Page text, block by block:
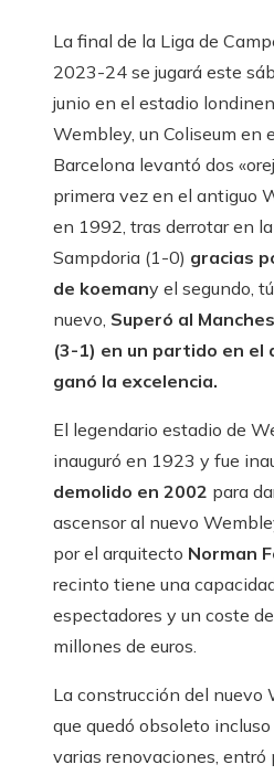
La final de la Liga de
2023-24 se jugará este
junio en el estadio
Wembley, un Coliseum en
Barcelona levantó dos
primera vez en el antiguo
en 1992, tras derrotar en
Sampdoria (1-0) gracias
de koemany el segundo,
nuevo, Superó al
(3-1) en un partido en el
ganó la excelencia.
El legendario estadio de
inauguró en 1923 y fue
demolido en 2002 para
ascensor al nuevo
por el arquitecto Norman
recinto tiene una
espectadores y un coste
millones de euros.
La construcción del nuevo
que quedó obsoleto
varias renovaciones, entró